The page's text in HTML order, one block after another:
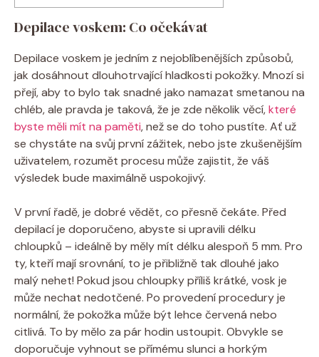
Depilace voskem: Co očekávat
Depilace voskem je jedním z nejoblíbenějších způsobů,
jak dosáhnout dlouhotrvající hladkosti pokožky. Mnozí si
přejí, aby to bylo tak snadné jako namazat smetanou na
chléb, ale pravda je taková, že je zde několik věcí,které
byste měli mít na paměti, než se do toho pustíte. Ať už
se chystáte na svůj první zážitek, nebo jste zkušenějším
uživatelem, rozumět procesu může zajistit, že váš
výsledek bude maximálně uspokojivý.
V první řadě, je dobré vědět, co přesně čekáte. Před
depilací je doporučeno, abyste si upravili délku
chloupků – ideálně by měly mít délku alespoň 5 mm. Pro
ty, kteří mají srovnání, to je přibližně tak dlouhé jako
malý nehet! Pokud jsou chloupky příliš krátké, vosk je
může nechat nedotčené. Po provedení procedury je
normální, že pokožka může být lehce červená nebo
citlivá. To by mělo za pár hodin ustoupit. Obvykle se
doporučuje vyhnout se přímému slunci a horkým